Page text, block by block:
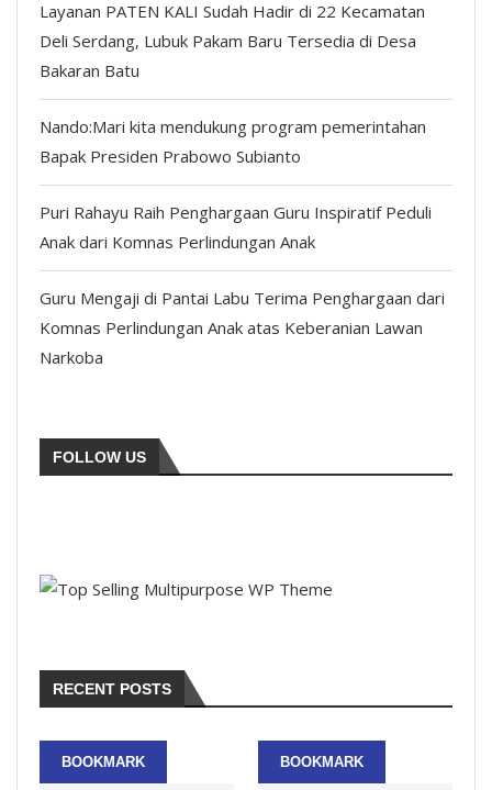
Layanan PATEN KALI Sudah Hadir di 22 Kecamatan
Deli Serdang, Lubuk Pakam Baru Tersedia di Desa
Bakaran Batu
Nando:Mari kita mendukung program pemerintahan
Bapak Presiden Prabowo Subianto
Puri Rahayu Raih Penghargaan Guru Inspiratif Peduli
Anak dari Komnas Perlindungan Anak
Guru Mengaji di Pantai Labu Terima Penghargaan dari
Komnas Perlindungan Anak atas Keberanian Lawan
Narkoba
FOLLOW US
RECENT POSTS
BOOKMARK BOOKMARK